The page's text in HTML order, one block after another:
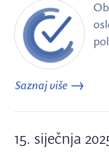
Saznaj više
15. siječnja